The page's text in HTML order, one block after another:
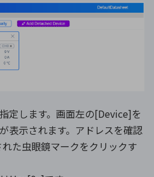
定します。画面左の[Device]を
表示されます。アドレスを確認
た虫眼鏡マークをクリックす